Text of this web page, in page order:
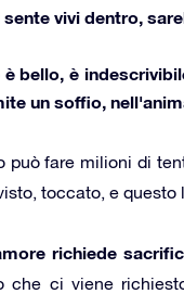
vivi dentro,
è bello, è
un soffio,
può fare milioni di
toccato, e
richiede
che ci viene